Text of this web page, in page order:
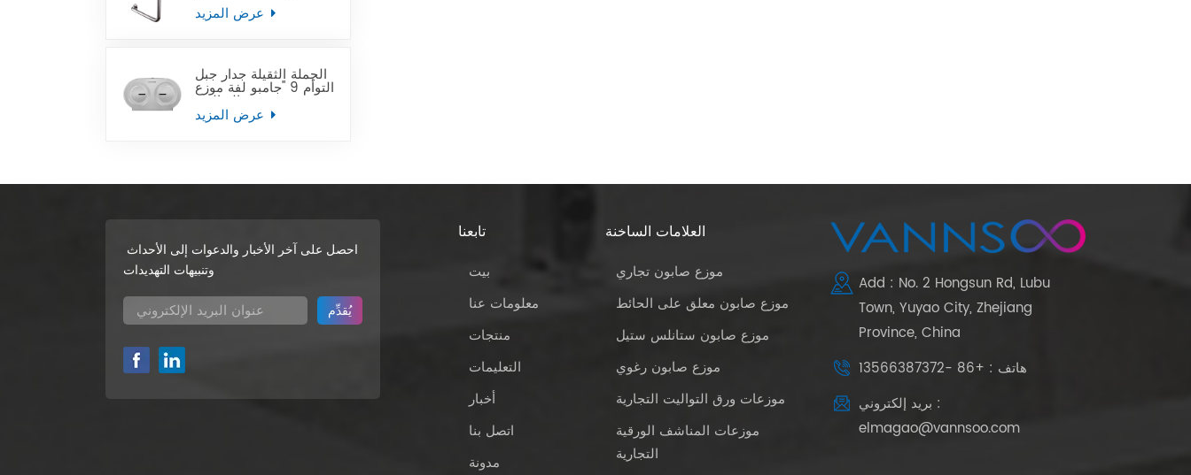
الجملة الثقيلة جدار جبل
التوأم 9 "جامبو لفة موزع
ورق التواليت
تابعنا
بيت
معلومات عنا
منتجات
التعليمات
أخبار
اتصل بنا
مدونة
العلامات الساخنة
موزع صابون تجاري
موزع صابون معلق على الحائط
موزع صابون ستانلس ستيل
موزع صابون رغوي
موزعات ورق التواليت التجارية
موزعات المناشف الورقية
التجارية
Add : No. 2 Hongsun Rd, Lubu
Town, Yuyao City, Zhejiang
Province, China
هاتف : +86 -13566387372
بريد إلكتروني :
elmagao@vannsoo.com